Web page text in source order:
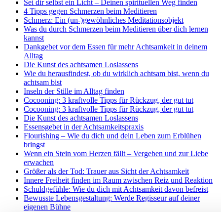
Sei dir selbst ein Licht – Deinen spirituellen Weg finden
4 Tipps gegen Schmerzen beim Meditieren
Schmerz: Ein (un-)gewöhnliches Meditationsobjekt
Was du durch Schmerzen beim Meditieren über dich lernen
kannst
Dankgebet vor dem Essen für mehr Achtsamkeit in deinem
Alltag
Die Kunst des achtsamen Loslassens
Wie du herausfindest, ob du wirklich achtsam bist, wenn du
achtsam bist
Inseln der Stille im Alltag finden
Cocooning: 3 kraftvolle Tipps für Rückzug, der gut tut
Cocooning: 3 kraftvolle Tipps für Rückzug, der gut tut
Die Kunst des achtsamen Loslassens
Essensgebet in der Achtsamkeitspraxis
Flourishing – Wie du dich und dein Leben zum Erblühen
bringst
Wenn ein Stein vom Herzen fällt – Vergeben und zur Liebe
erwachen
Größer als der Tod: Trauer aus Sicht der Achtsamkeit
Innere Freiheit finden im Raum zwischen Reiz und Reaktion
Schuldgefühle: Wie du dich mit Achtsamkeit davon befreist
Bewusste Lebensgestaltung: Werde Regisseur auf deiner
eigenen Bühne